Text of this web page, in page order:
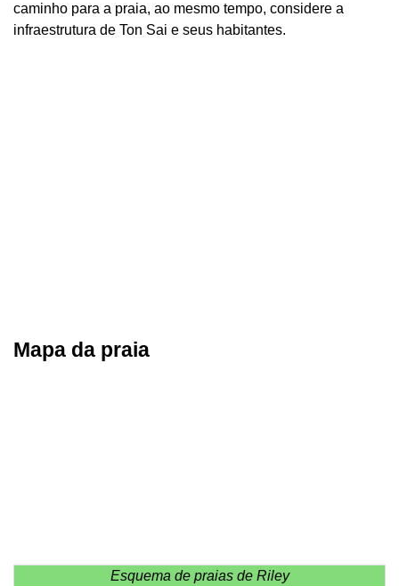
caminho para a praia, ao mesmo tempo, considere a
infraestrutura de Ton Sai e seus habitantes.
Mapa da praia
Esquema de praias de Riley